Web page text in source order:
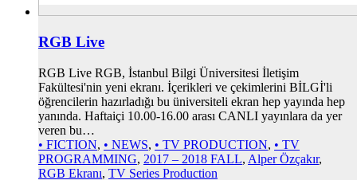
RGB Live
RGB Live RGB, İstanbul Bilgi Üniversitesi İletişim
Fakültesi'nin yeni ekranı. İçerikleri ve çekimlerini BİLGİ'li
öğrencilerin hazırladığı bu üniversiteli ekran hep yayında hep
yanında. Haftaiçi 10.00-16.00 arası CANLI yayınlara da yer
veren bu…
• FICTION, • NEWS, • TV PRODUCTION, • TV
PROGRAMMING, 2017 – 2018 FALL, Alper Özçakır,
RGB Ekranı, TV Series Production